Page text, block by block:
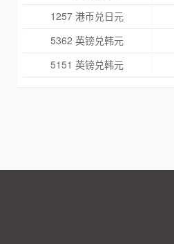
1257 港币兑日元
5362 英镑兑韩元
5151 英镑兑韩元